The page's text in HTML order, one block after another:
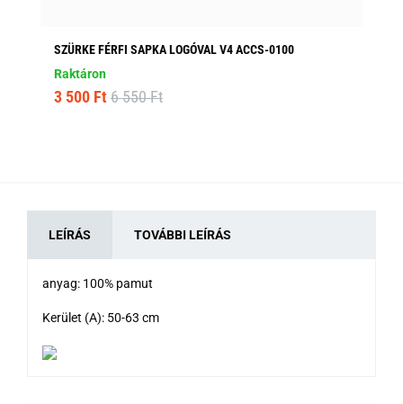
SZÜRKE FÉRFI SAPKA LOGÓVAL V4 ACCS-0100
Raktáron
3 500 Ft 6 550 Ft
LEÍRÁS TOVÁBBI LEÍRÁS
anyag: 100% pamut
Kerület (A): 50-63 cm